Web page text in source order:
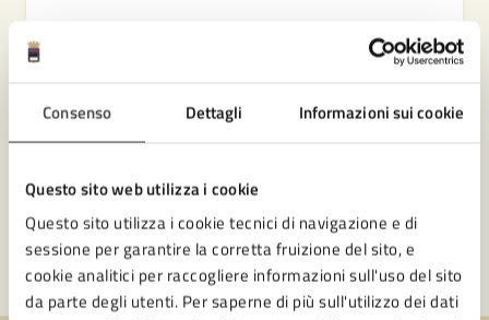
Consenso Dettagli Informazioni sui cookie
Questo sito web utilizza i cookie
Questo sito utilizza i cookie tecnici di navigazione e di
sessione per garantire la corretta fruizione del sito, e
cookie analitici per raccogliere informazioni sull'uso del sito
da parte degli utenti. Per saperne di più sull'utilizzo dei dati